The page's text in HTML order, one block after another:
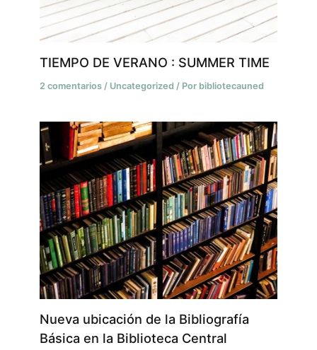
TIEMPO DE VERANO : SUMMER TIME
2 comentarios / Uncategorized / Por bibliotecauned
Nueva ubicación de la Bibliografía
Básica en la Biblioteca Central